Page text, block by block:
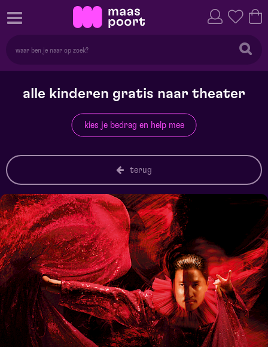
alle kinderen gratis naar theater
kies je bedrag en help mee
terug